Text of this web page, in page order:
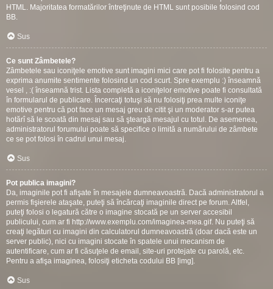
HTML. Majoritatea formatărilor întreţinute de HTML sunt posibile folosind cod
BB.
Sus
Ce sunt Zâmbetele?
Zâmbetele sau iconiţele emotive sunt imagini mici care pot fi folosite pentru a
exprima anumite sentimente folosind un cod scurt. Spre exemplu :) înseamnă
vesel , :( înseamnă trist. Lista completă a iconiţelor emotive poate fi consultată
în formularul de publicare. Încercaţi totuşi să nu folosiţi prea multe iconiţe
emotive pentru că pot face un mesaj greu de citit şi un moderator s-ar putea
hotărî să le scoată din mesaj sau să şteargă mesajul cu totul. De asemenea,
administratorul forumului poate să specifice o limită a numărului de zâmbete
ce se pot folosi în cadrul unui mesaj.
Sus
Pot publica imagini?
Da, imaginile pot fi afişate în mesajele dumneavoastră. Dacă administratorul a
permis fişierele ataşate, puteţi să încărcaţi imaginile direct pe forum. Altfel,
puteţi folosi o legatură către o imagine stocată pe un server accesibil
publicului, cum ar fi http://www.exemplu.com/imaginea-mea.gif. Nu puteţi să
creaţi legături cu imagini din calculatorul dumneavoastră (doar dacă este un
server public), nici cu imagini stocate în spatele unui mecanism de
autentificare, cum ar fi căsuţele de email, site-uri protejate cu parolă, etc.
Pentru a afişa imaginea, folosiţi eticheta codului BB [img].
Sus